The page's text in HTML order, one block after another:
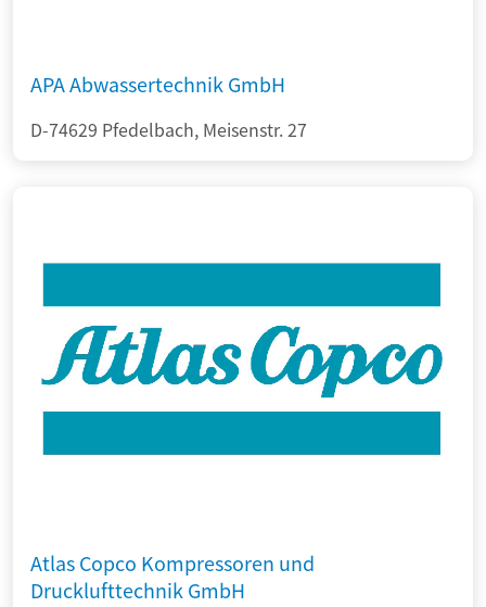
APA Abwassertechnik GmbH
D-74629 Pfedelbach, Meisenstr. 27
Atlas Copco Kompressoren und
Drucklufttechnik GmbH